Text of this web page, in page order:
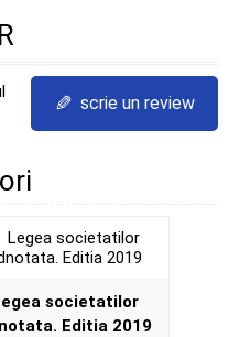
✎ scrie un review
societatilor
Editia 2019